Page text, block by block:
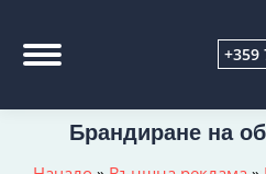
+359
Брандиране на